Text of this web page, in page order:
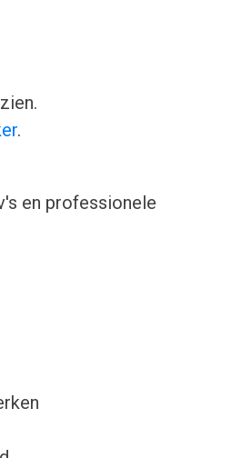
.
en professionele